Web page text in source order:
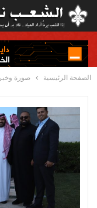
الصفحة الرئيسية صورة وخبر